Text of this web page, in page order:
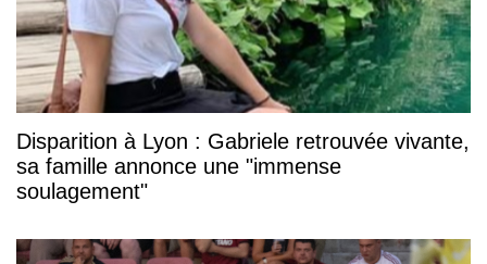
Disparition à Lyon : Gabriele retrouvée vivante,
sa famille annonce une "immense
soulagement"